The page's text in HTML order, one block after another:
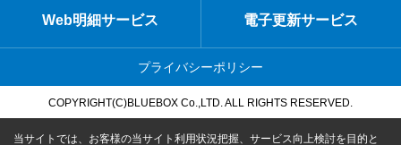
Web明細サービス 電子更新サービス
プライバシーポリシー
COPYRIGHT(C)BLUEBOX Co.,LTD. ALL RIGHTS RESERVED.
当サイトでは、お客様の当サイト利用状況把握、サービス向上検討を目的と